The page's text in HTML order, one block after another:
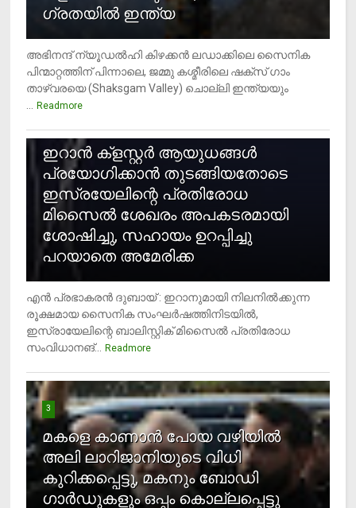
ഗ്രതയിൽ ഇന്ത്യ
അഭിനന്ദ് ന്യൂഡൽഹി കിഴക്കൻ ലഡാക്കിലെ സൈനിക
പിന്മാറ്റത്തിന് പിന്നാലെ, ജമ്മു കശ്മീരിലെ ഷക്സ് ​ഗാം
താഴ്‌വരയെ (Shaksgam Valley) ചൊല്ലി ഇന്ത്യയും
Readmore
ഇറാന്‍ ക്‌ളസ്റ്റര്‍ ആയുധങ്ങള്‍
പ്രയോഗിക്കാന്‍ തുടങ്ങിയതോടെ
ഇസ്രയേലിന്റെ പ്രതിരോധ
മിസൈല്‍ ശേഖരം അപകടരമായി
ശോഷിച്ചു, സഹായം ഉറപ്പിച്ചു
പറയാതെ അമേരിക്ക
എന്‍ പ്രഭാകരന്‍ ദുബായ് : ഇറാനുമായി നിലനില്‍ക്കുന്ന
രൂക്ഷമായ സൈനിക സംഘര്‍ഷത്തിനിടയില്‍,
ഇസ്രായേലിന്റെ ബാലിസ്റ്റിക് മിസൈല്‍ പ്രതിരോധ
സംവിധാനങ്...
Readmore
3
മകളെ കാണാന്‍ പോയ വഴിയില്‍
അലി ലാറിജാനിയുടെ വിധി
കുറിക്കപ്പെട്ടു, മകനും ബോഡി
ഗാര്‍ഡുകളും ഒപ്പം കൊല്ലപ്പെട്ടു